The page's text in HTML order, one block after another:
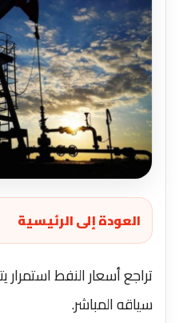
العودة إلى الرئيسية
تراجع أسعار النفط
سياقه المباشر.